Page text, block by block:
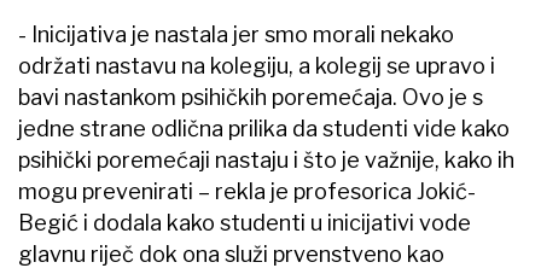
- Inicijativa je nastala jer smo morali nekako
održati nastavu na kolegiju, a kolegij se upravo i
bavi nastankom psihičkih poremećaja. Ovo je s
jedne strane odlična prilika da studenti vide kako
psihički poremećaji nastaju i što je važnije, kako ih
mogu prevenirati – rekla je profesorica Jokić-
Begić i dodala kako studenti u inicijativi vode
glavnu riječ dok ona služi prvenstveno kao